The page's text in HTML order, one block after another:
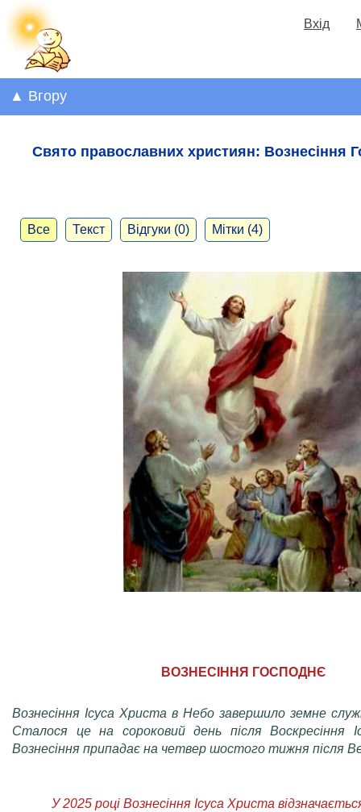
Вхід
▲ Вгору
Свято православних християн: Вознесіння
Все Текст Відгуки (0) Мітки (4)
ВОЗНЕСІННЯ ГОСПОДНЄ
Вознесіння Ісуса Христа в Небо завершило земне
Сталося це на сороковий день після Воскресіння
Вознесіння припадає на четвер шостого тижня після
У 2025 році Вознесіння Ісуса Христа